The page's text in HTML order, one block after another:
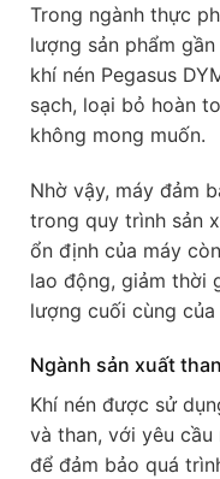
Trong ngành thực
lượng sản phẩm
khí nén Pegasus
sạch, loại bỏ hoàn
không mong muốn.
Nhờ vậy, máy đảm
trong quy trình sản
ổn định của máy
lao động, giảm thời
lượng cuối cùng của
Ngành sản xuất
Khí nén được sử
và than, với yêu
để đảm bảo quá